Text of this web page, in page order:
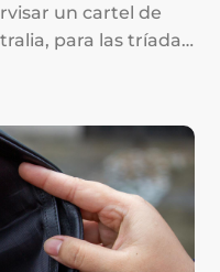
un cartel de
para las tríadas.
fui salvo
intenciones me
para ganar mi
advirtió sobre las
y las falsas
salí de la prisión,
para Dios y